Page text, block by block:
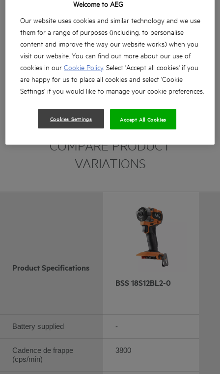
COMPARE PRODUCT
VARIATIONS
Product Specifications
Battery supplied
Cadence de frappe
(cps/min)
BSS 18S12BL2-0
-
3800
Welcome to AEG
Our website uses cookies and similar technology and we use
them for a range of purposes (including, to personalise
content and improve the way our website works) when you
visit our website. You can find out more about our use of
cookies in ourCookie Policy. Select 'Accept all cookies' if you
are happy for us to place all cookies and select 'Cookie
Settings' if you would like to manage your cookie preferences.
Cookies Settings Accept All Cookies